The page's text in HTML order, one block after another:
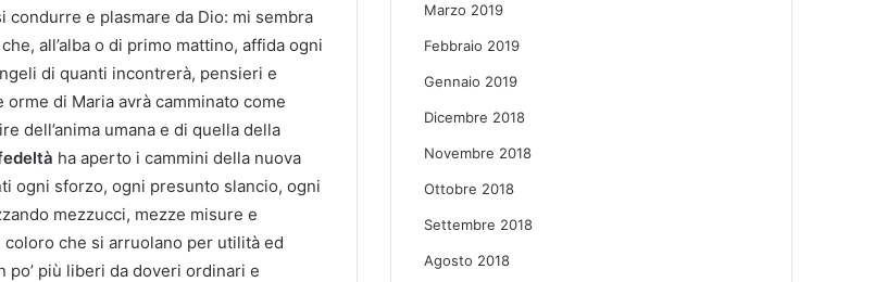
condurre e plasmare da Dio: mi sembra
all’alba o di primo mattino, affida ogni
di quanti incontrerà, pensieri e
di Maria avrà camminato come
dell’anima umana e di quella della
ha aperto i cammini della nuova
ogni sforzo, ogni presunto slancio, ogni
mezzucci, mezze misure e
che si arruolano per utilità ed
po’ più liberi da doveri ordinari e
Marzo 2019
Febbraio 2019
Gennaio 2019
Dicembre 2018
Novembre 2018
Ottobre 2018
Settembre 2018
Agosto 2018